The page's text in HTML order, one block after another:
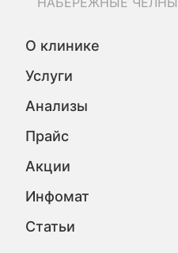
О клинике
Услуги
Анализы
Прайс
Акции
Инфомат
Статьи